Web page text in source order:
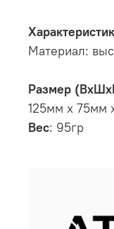
Материал:
Размер
125мм х 75мм
Вес: 95гр